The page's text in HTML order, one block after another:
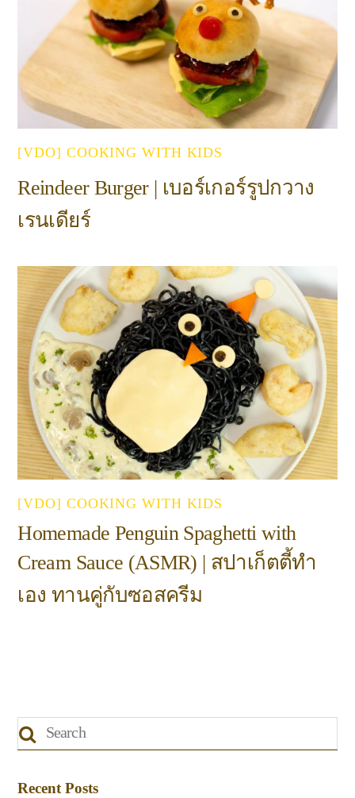
[VDO] COOKING WITH KIDS
Reindeer Burger | เบอร์เกอร์รูปกวาง
เรนเดียร์
[VDO] COOKING WITH KIDS
Homemade Penguin Spaghetti with
Cream Sauce (ASMR) | สปาเก็ตตี้ทำ
เอง ทานคู่กับซอสครีม
Recent Posts